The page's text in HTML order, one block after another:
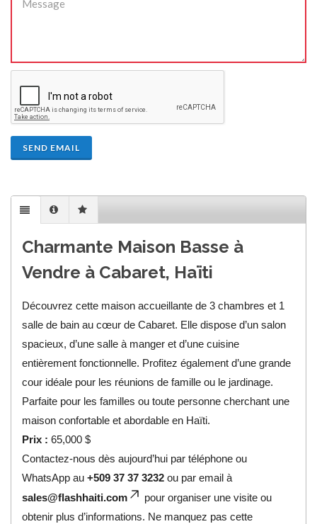
SEND EMAIL
Charmante Maison Basse à
Vendre à Cabaret, Haïti
Découvrez cette maison accueillante de 3 chambres et 1
salle de bain au cœur de Cabaret. Elle dispose d’un salon
spacieux, d’une salle à manger et d’une cuisine
entièrement fonctionnelle. Profitez également d’une grande
cour idéale pour les réunions de famille ou le jardinage.
Parfaite pour les familles ou toute personne cherchant une
maison confortable et abordable en Haïti.
Prix : 65,000 $
Contactez-nous dès aujourd’hui par téléphone ou
WhatsApp au+509 37 37 3232 ou par email à
sales@flashhaiti.com
pour organiser une visite ou
obtenir plus d’informations. Ne manquez pas cette